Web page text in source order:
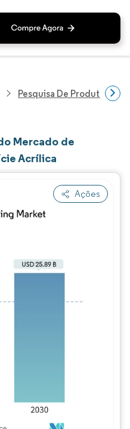
Pesquisa De Produtos
Mercado de
Acrílica
Ações